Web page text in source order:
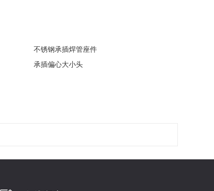
不锈钢承插焊管座件
承插偏心大小头